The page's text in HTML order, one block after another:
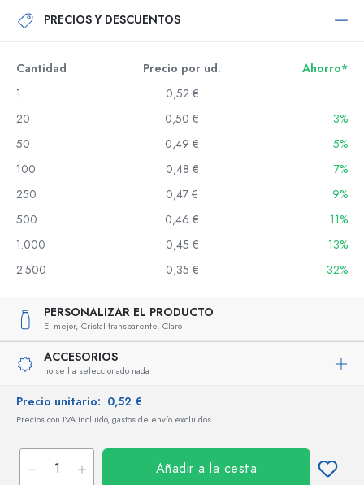
PRECIOS Y DESCUENTOS
Cantidad Precio por ud.
Ahorro*
1
0,52 €
20
0,50 €
3%
50
0,49 €
5%
100
0,48 €
7%
250
0,47 €
9%
500
0,46 €
11%
1.000
0,45 €
13%
2.500
0,35 € 32%
PERSONALIZAR EL PRODUCTO
El mejor, Cristal transparente, Claro
ACCESORIOS
no se ha seleccionado nada
Precio unitario: 0,52 €
Precios con IVA incluido, gastos de envío excluidos
Añadir a la cesta